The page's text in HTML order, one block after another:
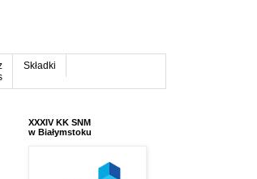
Składki
XXXIV KK SNM
w Białymstoku